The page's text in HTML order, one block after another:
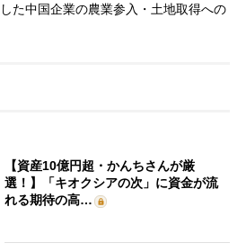
た中国企業の農業参入・土地取得への
【資産10億円超・かんちさんが厳
選！】「キオクシアの次」に資金が流
れる期待の高…